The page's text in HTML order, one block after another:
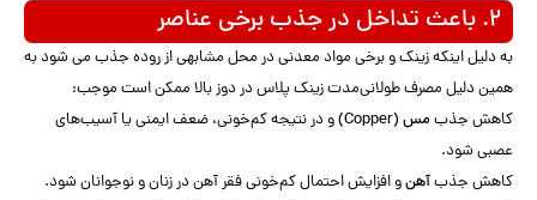
۲. باعث تداخل در جذب برخی عناصر
به دلیل اینکه زینک و برخی مواد معدنی در محل مشابهی از روده جذب می شود به
همین دلیل مصرف طولانی‌مدت زینک پلاس در دوز بالا ممکن است موجب:
کاهش جذب مس (Copper)
و در نتیجه کم‌خونی، ضعف ایمنی یا آسیب‌های
عصبی شود.
کاهش جذبآهنو افزایش احتمال کم‌خونی فقر آهن در زنان و نوجوانان شود.